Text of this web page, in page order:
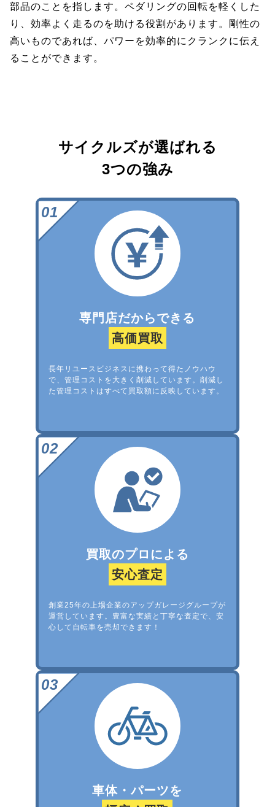
部品のことを指します。ペダリングの回転を軽くした
り、効率よく走るのを助ける役割があります。剛性の
高いものであれば、パワーを効率的にクランクに伝え
ることができます。
サイクルズが選ばれる
3つの強み
専門店だからできる
高価買取
長年リユースビジネスに携わって得たノウハウ
で、管理コストを大きく削減しています。削減し
た管理コストはすべて買取額に反映しています。
買取のプロによる
安心査定
創業25年の上場企業のアップガレージグループが
運営しています。豊富な実績と丁寧な査定で、安
心して自転車を売却できます！
車体・パーツを